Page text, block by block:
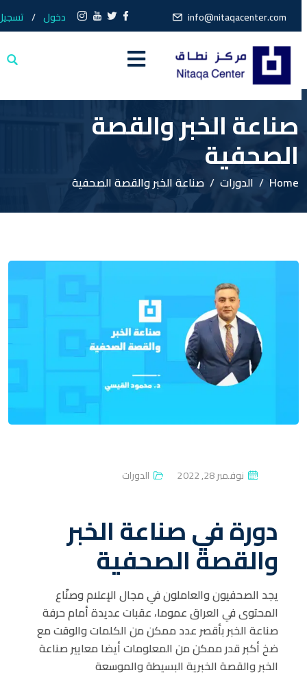
info@nitaqacenter.com دخول تسجيل
صناعة الخبر والقصة
الصحفية
Home الدورات صناعة الخبر والقصة الصحفية
P
T
E
D
N
نوفمبر 28, 2022 الدورات
دورة في صناعة الخبر
والقصة الصحفية
يجد الصحفيون والعاملون في مجال الإعلام وصنّاع
المحتوى في العراق عموما، عقبات عديدة أمام حرفة
صناعة الخبر بأقصر عدد ممكن من الكلمات والوقت مع
ضخ أكبر قدر ممكن من المعلومات أيضا معايير صناعة
الخبر والقصة الخبرية البسيطة والموسعة